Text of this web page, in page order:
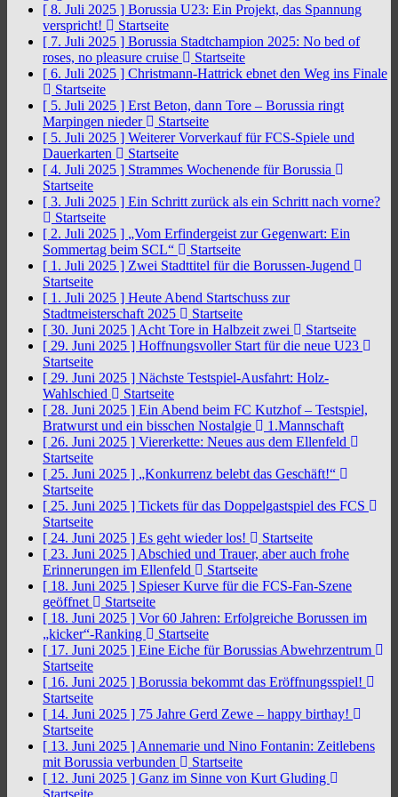
[ 8. Juli 2025 ] Borussia U23: Ein Projekt, das Spannung
verspricht!
Startseite
[ 7. Juli 2025 ] Borussia Stadtchampion 2025: No bed of
roses, no pleasure cruise
Startseite
[ 6. Juli 2025 ] Christmann-Hattrick ebnet den Weg ins Finale
Startseite
[ 5. Juli 2025 ] Erst Beton, dann Tore – Borussia ringt
Marpingen nieder
Startseite
[ 5. Juli 2025 ] Weiterer Vorverkauf für FCS-Spiele und
Dauerkarten
Startseite
[ 4. Juli 2025 ] Strammes Wochenende für Borussia
Startseite
[ 3. Juli 2025 ] Ein Schritt zurück als ein Schritt nach vorne?
Startseite
[ 2. Juli 2025 ] „Vom Erfindergeist zur Gegenwart: Ein
Sommertag beim SCL“
Startseite
[ 1. Juli 2025 ] Zwei Stadttitel für die Borussen-Jugend
Startseite
[ 1. Juli 2025 ] Heute Abend Startschuss zur
Stadtmeisterschaft 2025
Startseite
[ 30. Juni 2025 ] Acht Tore in Halbzeit zwei
Startseite
[ 29. Juni 2025 ] Hoffnungsvoller Start für die neue U23
Startseite
[ 29. Juni 2025 ] Nächste Testspiel-Ausfahrt: Holz-
Wahlschied
Startseite
[ 28. Juni 2025 ] Ein Abend beim FC Kutzhof – Testspiel,
Bratwurst und ein bisschen Nostalgie
1.Mannschaft
[ 26. Juni 2025 ] Viererkette: Neues aus dem Ellenfeld
Startseite
[ 25. Juni 2025 ] „Konkurrenz belebt das Geschäft!“
Startseite
[ 25. Juni 2025 ] Tickets für das Doppelgastspiel des FCS
Startseite
[ 24. Juni 2025 ] Es geht wieder los!
Startseite
[ 23. Juni 2025 ] Abschied und Trauer, aber auch frohe
Erinnerungen im Ellenfeld
Startseite
[ 18. Juni 2025 ] Spieser Kurve für die FCS-Fan-Szene
geöffnet
Startseite
[ 18. Juni 2025 ] Vor 60 Jahren: Erfolgreiche Borussen im
„kicker“-Ranking
Startseite
[ 17. Juni 2025 ] Eine Eiche für Borussias Abwehrzentrum
Startseite
[ 16. Juni 2025 ] Borussia bekommt das Eröffnungsspiel!
Startseite
[ 14. Juni 2025 ] 75 Jahre Gerd Zewe – happy birthay!
Startseite
[ 13. Juni 2025 ] Annemarie und Nino Fontanin: Zeitlebens
mit Borussia verbunden
Startseite
[ 12. Juni 2025 ] Ganz im Sinne von Kurt Gluding
Startseite